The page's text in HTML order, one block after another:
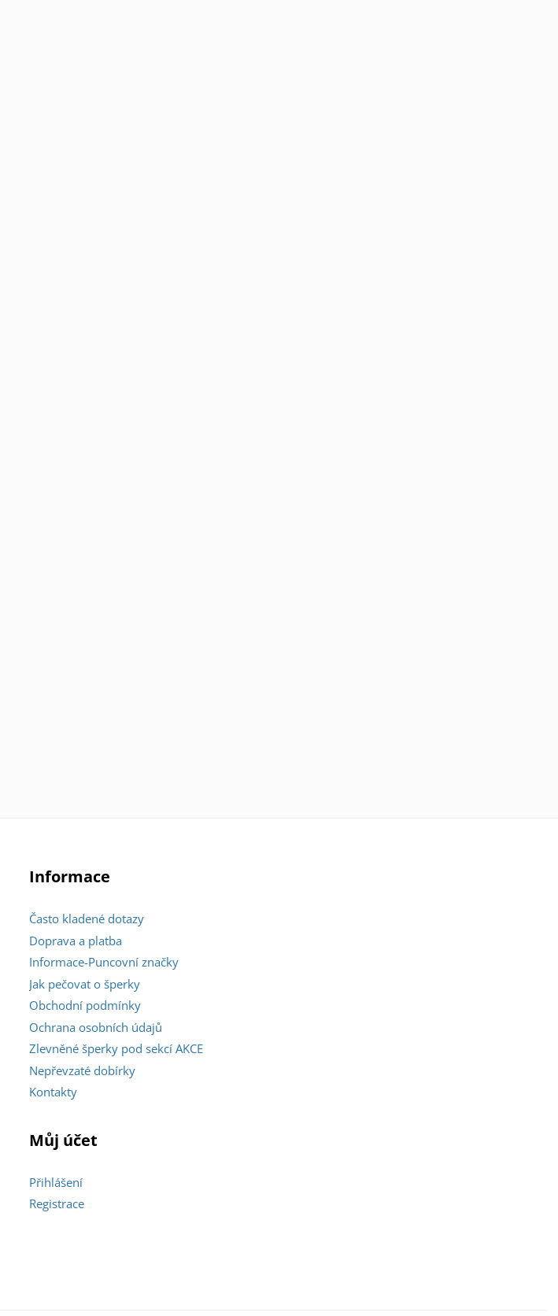
Informace
Často kladené dotazy
Doprava a platba
Informace-Puncovní značky
Jak pečovat o šperky
Obchodní podmínky
Ochrana osobních údajů
Zlevněné šperky pod sekcí AKCE
Nepřevzaté dobírky
Kontakty
Můj účet
Přihlášení
Registrace